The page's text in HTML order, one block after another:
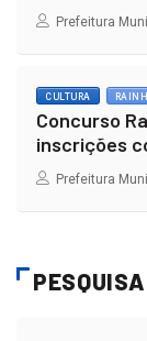
Prefeitura
CULTURA
Concurso
inscrições
Prefeitura